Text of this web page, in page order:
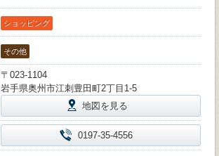
ショッピング
その他
〒023-1104
岩手県奥州市江刺豊田町2丁目1-5
地図を見る
0197-35-4556